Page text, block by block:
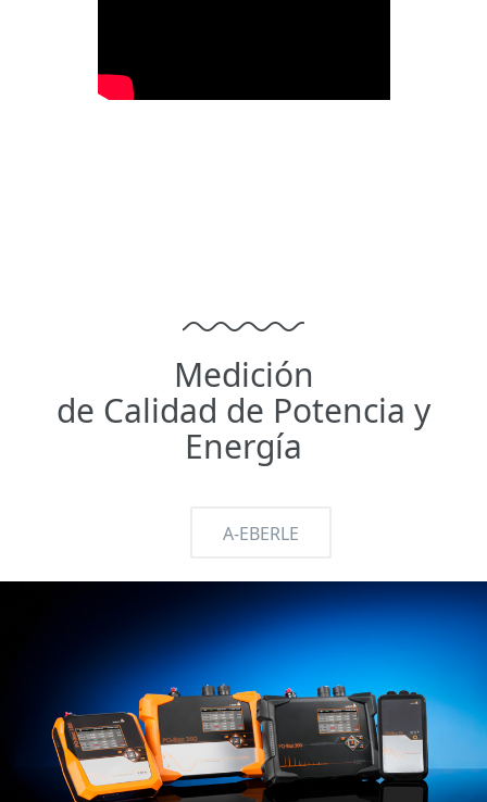
Medición
de Calidad de Potencia y
Energía
A-EBERLE